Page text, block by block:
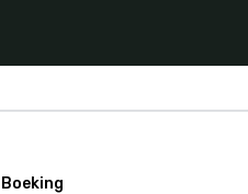
Boeking